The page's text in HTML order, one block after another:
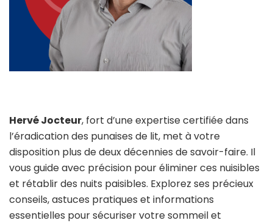
Hervé Jocteur, fort d’une expertise certifiée dans
l’éradication des punaises de lit, met à votre
disposition plus de deux décennies de savoir-faire. Il
vous guide avec précision pour éliminer ces nuisibles
et rétablir des nuits paisibles. Explorez ses précieux
conseils, astuces pratiques et informations
essentielles pour sécuriser votre sommeil et